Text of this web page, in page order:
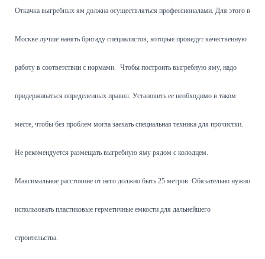
Откачка выгребных ям должна осуществляться профессионалами. Для этого в
Москве лучше нанять бригаду специалистов, которые проведут качественную
работу в соответствии с нормами. Чтобы построить выгребную яму, надо
придерживаться определенных правил. Установить ее необходимо в таком
месте, чтобы без проблем могла заехать специальная техника для прочистки.
Не рекомендуется размещать выгребную яму рядом с колодцем.
Максимальное расстояние от него должно быть 25 метров. Обязательно нужно
использовать пластиковые герметичные емкости для дальнейшего
строительства.